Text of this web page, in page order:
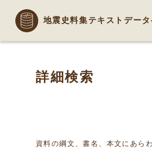
地震史料集テキストデータ
詳細検索
資料の綱文、書名、本文にあら